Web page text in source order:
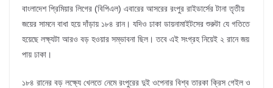
বাংলাদেশ প্রিমিয়ার লিগের (বিপিএল) এবারের আসরের রংপুর রাইডার্সের টানা তৃতীয়
জয়ের সামনে বাধা হয়ে দাঁড়ায় ১৮৪ রান। যদিও ঢাকা ডায়নামাইটসের শুরুটা যে গতিতে
হয়েছে লক্ষ্যটা আরও বড় হওয়ার সম্ভাবনা ছিল। তবে এই সংগ্রহ নিয়েই ২ রানে জয়
পায় ঢাকা।
১৮৪ রানের বড় লক্ষ্যে খেলতে নেমে রংপুরের দুই ওপেনার বিশ্ব তারকা ক্রিস গেইল ও